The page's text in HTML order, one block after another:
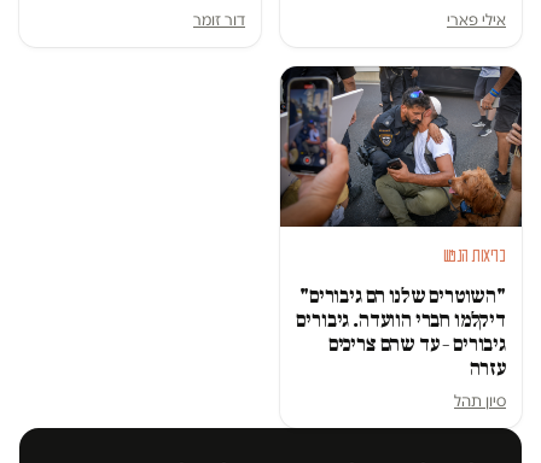
אילי פארי דור זומר
בריאות הנפש
"השוטרים שלנו הם גיבורים"
דיקלמו חברי הוועדה. גיבורים
גיבורים – עד שהם צריכים
עזרה
סיון תהל